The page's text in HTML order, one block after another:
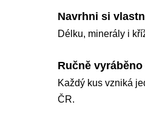
Navrhni si
Délku, minerály i
Ručně vyráběno
Každý kus vzniká
ČR.